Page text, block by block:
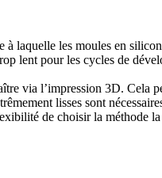
laquelle les moules en
lent pour les cycles de
via l’impression 3D. Cela
lisses sont
de choisir la méthode